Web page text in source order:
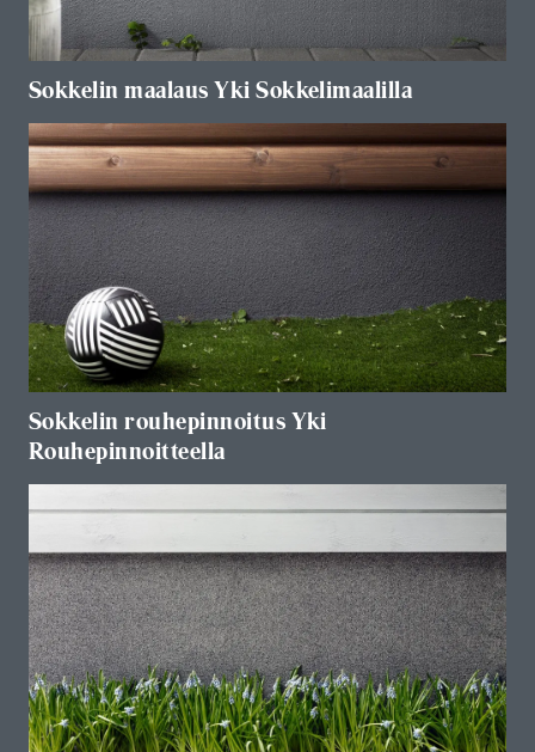
Sokkelin maalaus Yki Sokkelimaalilla
Sokkelin rouhepinnoitus Yki
Rouhepinnoitteella